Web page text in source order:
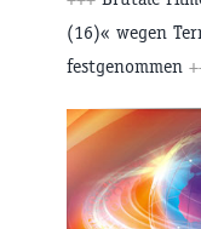
(16)« wegen
festgenommen